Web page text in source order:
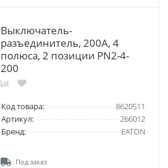
Выключатель-
разъединитель, 200А, 4
полюса, 2 позиции PN2-4-
200
Код товара:
8620511
Артикул:
266012
Бренд:
EATON
Под заказ